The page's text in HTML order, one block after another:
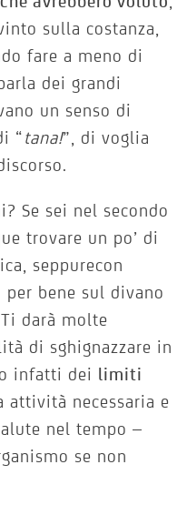
sulla costanza,
fare a meno di
dei grandi
un senso di
“tana!”, di voglia
Se sei nel secondo
trovare un po’ di
seppurecon
bene sul divano
darà molte
di sghignazzare in
infatti dei limiti
attività necessaria e
nel tempo –
se non